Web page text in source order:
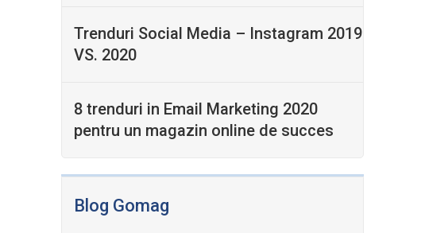
Trenduri Social Media – Instagram 2019
VS. 2020
8 trenduri in Email Marketing 2020
pentru un magazin online de succes
Blog Gomag